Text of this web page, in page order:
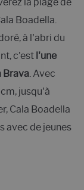
la plage de
Boadella.
à l'abri du
c'est l'une
Brava. Avec
jusqu'à
Cala Boadella
avec de jeunes